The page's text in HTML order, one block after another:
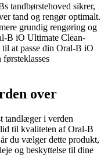
tandbørstehoved sikrer,
tand og rengør optimalt.
grundig rengøring og
B iO Ultimate Clean-
til at passe din Oral-B iO
over
tandlæger i verden
til kvaliteten af Oral-B
du vælger dette produkt,
og beskyttelse til dine